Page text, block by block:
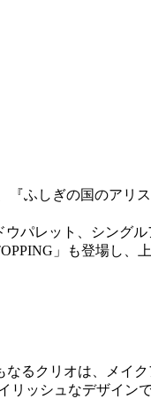
ふしぎの国のアリ
パレット、シングル
」も登場し、
るクリオは、メイ
リッシュなデザイン